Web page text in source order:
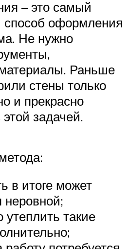
– это самый
оформления
Не нужно
Раньше
стены только
и прекрасно
задачей.
в итоге может
неровной;
утеплить такие